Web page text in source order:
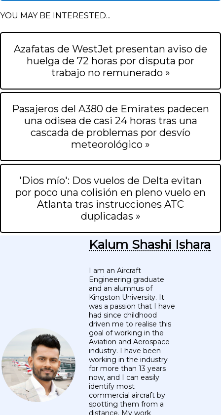
YOU MAY BE INTERESTED...
Azafatas de WestJet presentan aviso de
huelga de 72 horas por disputa por
trabajo no remunerado »
Pasajeros del A380 de Emirates padecen
una odisea de casi 24 horas tras una
cascada de problemas por desvío
meteorológico »
'Dios mío': Dos vuelos de Delta evitan
por poco una colisión en pleno vuelo en
Atlanta tras instrucciones ATC
duplicadas »
Kalum Shashi Ishara
I am an Aircraft
Engineering graduate
and an alumnus of
Kingston University. It
was a passion that I have
had since childhood
driven me to realise this
goal of working in the
Aviation and Aerospace
industry. I have been
working in the industry
for more than 13 years
now, and I can easily
identify most
commercial aircraft by
spotting them from a
distance. My work